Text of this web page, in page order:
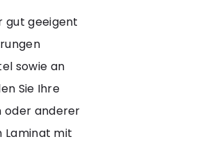
gut geeigent
sowie an
Sie Ihre
oder anderer
Laminat mit